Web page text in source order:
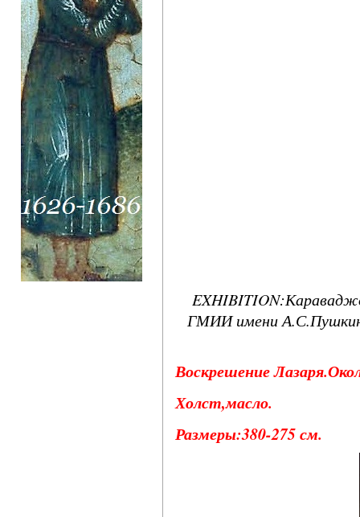
ГМИИ имени
Воскрешение
Холст,масло.
Размеры:380-275 см.